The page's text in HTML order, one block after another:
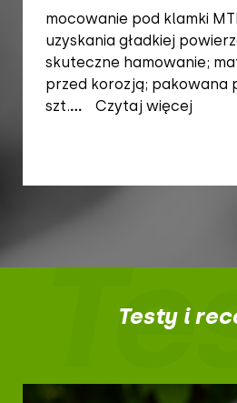
mocowanie pod klamki
uzyskania gładkiej
skuteczne hamowanie;
przed korozją; pakowana
szt.... Czytaj więcej
Testy i